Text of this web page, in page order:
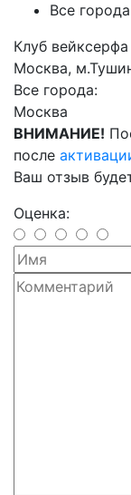
Все города
Клуб
Москва,
Все города:
Москва
ВНИМАНИЕ!
после
Ваш отзыв
Оценка: